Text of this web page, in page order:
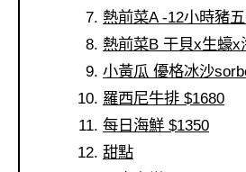
熱前菜A -12小時豬
熱前菜B 干貝x生蠔x
小黃瓜 優格冰沙
羅西尼牛排 $1680
每日海鮮 $1350
甜點